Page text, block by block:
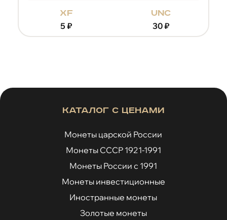
xf
5₽
unc
30₽
Каталог с ценами
Монеты царской России
Монеты СССР 1921-1991
Монеты России с 1991
Монеты инвестиционные
Иностранные монеты
Золотые монеты